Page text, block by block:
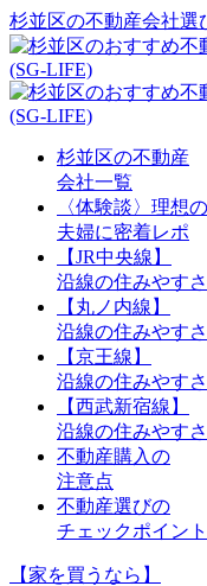
杉並区の不動産会社選
杉並区の不動産
会社一覧
〈体験談〉理想
夫婦に密着レポ
【JR中央線】
沿線の住みやす
【丸ノ内線】
沿線の住みやす
【京王線】
沿線の住みやす
【西武新宿線】
沿線の住みやす
不動産購入の
注意点
不動産選びの
チェックポイント
【家を買うなら】